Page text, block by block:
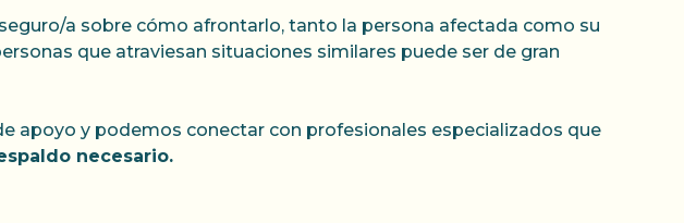
a sobre cómo afrontarlo, tanto la persona afectada como su
que atraviesan situaciones similares puede ser de gran
apoyo y podemos conectar con profesionales especializados que
necesario.